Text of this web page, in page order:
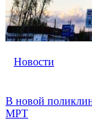
Новости
В новой
МРТ